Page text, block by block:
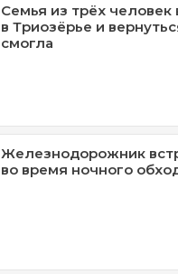
Семья из трёх
в Триозёрье и
смогла
Железнодорожник
во время ночного